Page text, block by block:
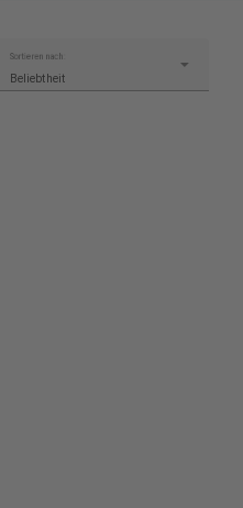
Sortieren nach:
Beliebtheit